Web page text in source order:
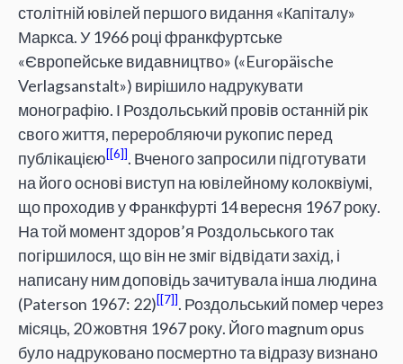
столітній ювілей першого видання «Капіталу»
Маркса. У 1966 році франкфуртське
«Європейське видавництво» («Europäische
Verlagsanstalt») вирішило надрукувати
монографію. І Роздольський провів останній рік
свого життя, переробляючи рукопис перед
публікацією [6] . Вченого запросили підготувати
на його основі виступ на ювілейному колоквіумі,
що проходив у Франкфурті 14 вересня 1967 року.
На той момент здоров’я Роздольського так
погіршилося, що він не зміг відвідати захід, і
написану ним доповідь зачитувала інша людина
(Paterson 1967: 22) [7] . Роздольський помер через
місяць, 20 жовтня 1967 року. Його magnum opus
було надруковано посмертно та відразу визнано